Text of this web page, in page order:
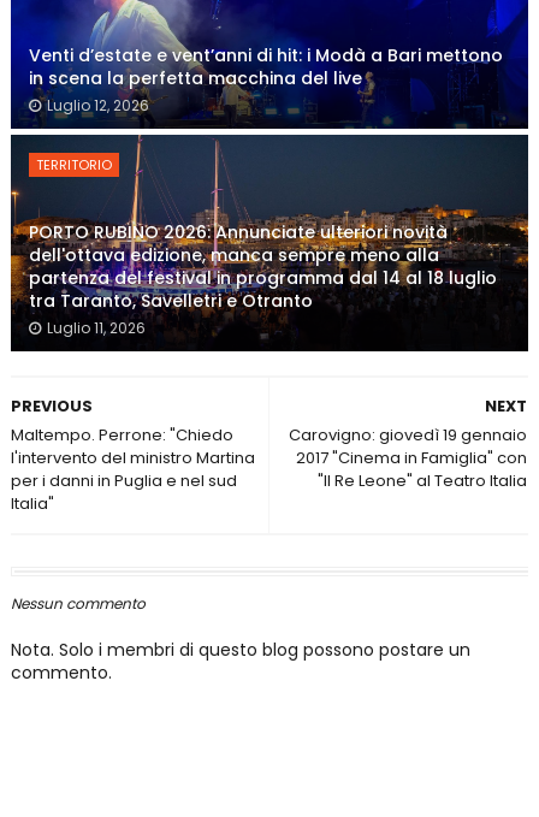
Venti d’estate e vent’anni di hit: i Modà a Bari mettono
in scena la perfetta macchina del live
Luglio 12, 2026
TERRITORIO
PORTO RUBINO 2026: Annunciate ulteriori novità
dell'ottava edizione, manca sempre meno alla
partenza del festival in programma dal 14 al 18 luglio
tra Taranto, Savelletri e Otranto
Luglio 11, 2026
NEXT
Carovigno: giovedì 19 gennaio
2017 "Cinema in Famiglia" con
"Il Re Leone" al Teatro Italia
PREVIOUS
Maltempo. Perrone: "Chiedo
l'intervento del ministro Martina
per i danni in Puglia e nel sud
Italia"
Nessun commento
Nota. Solo i membri di questo blog possono postare un
commento.